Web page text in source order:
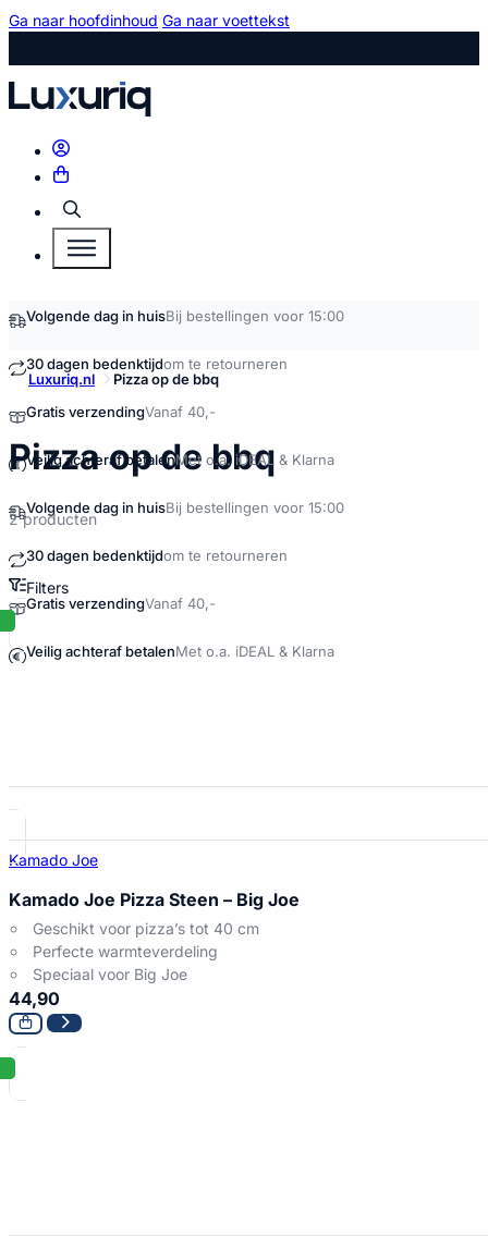
Ga naar hoofdinhoud Ga naar voettekst
Zoeken
Volgende dag in huisBij bestellingen voor 15:00
30 dagen bedenktijdom te retourneren
Gratis verzendingVanaf 40,-
Veilig achteraf betalenMet o.a. iDEAL & Klarna
Volgende dag in huisBij bestellingen voor 15:00
30 dagen bedenktijdom te retourneren
Gratis verzendingVanaf 40,-
Veilig achteraf betalenMet o.a. iDEAL & Klarna
Luxuriq.nl Pizza op de bbq
Pizza op de bbqkopen
2 producten
Filters
Pizza op de bbq Producten
Kamado Joe
Kamado Joe Pizza Steen – Big Joe
Geschikt voor pizza’s tot 40 cm
Perfecte warmteverdeling
Speciaal voor Big Joe
44,90